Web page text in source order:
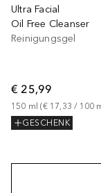
Ultra Facial
Oil Free Cleanser
Reinigungsgel
€ 25,99
150 ml (€ 17,33 / 100
GESCHENK